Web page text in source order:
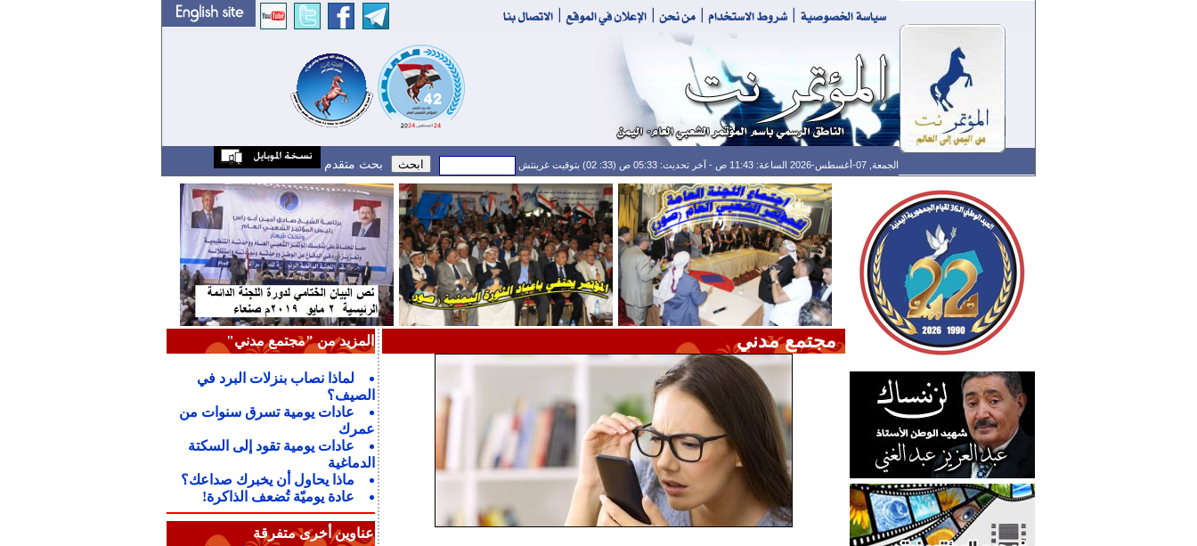
الجمعة, 07-أغسطس-2026 الساعة: 11:43 ص - آخر تحديث: 05:33 ص (33: 02) بتوقيت غرينتش بحث متقدم
مجتمع مدني المزيد من "مجتمع مدني"
لماذا نصاب بنزلات البرد في
الصيف؟
عادات يومية تسرق سنوات من
عمرك
عادات يومية تقود إلى السكتة
الدماغية
ماذا يحاول أن يخبرك صداعك؟
عادة يوميّة تُضعف الذاكرة!
عناوين أخرى متفرقة